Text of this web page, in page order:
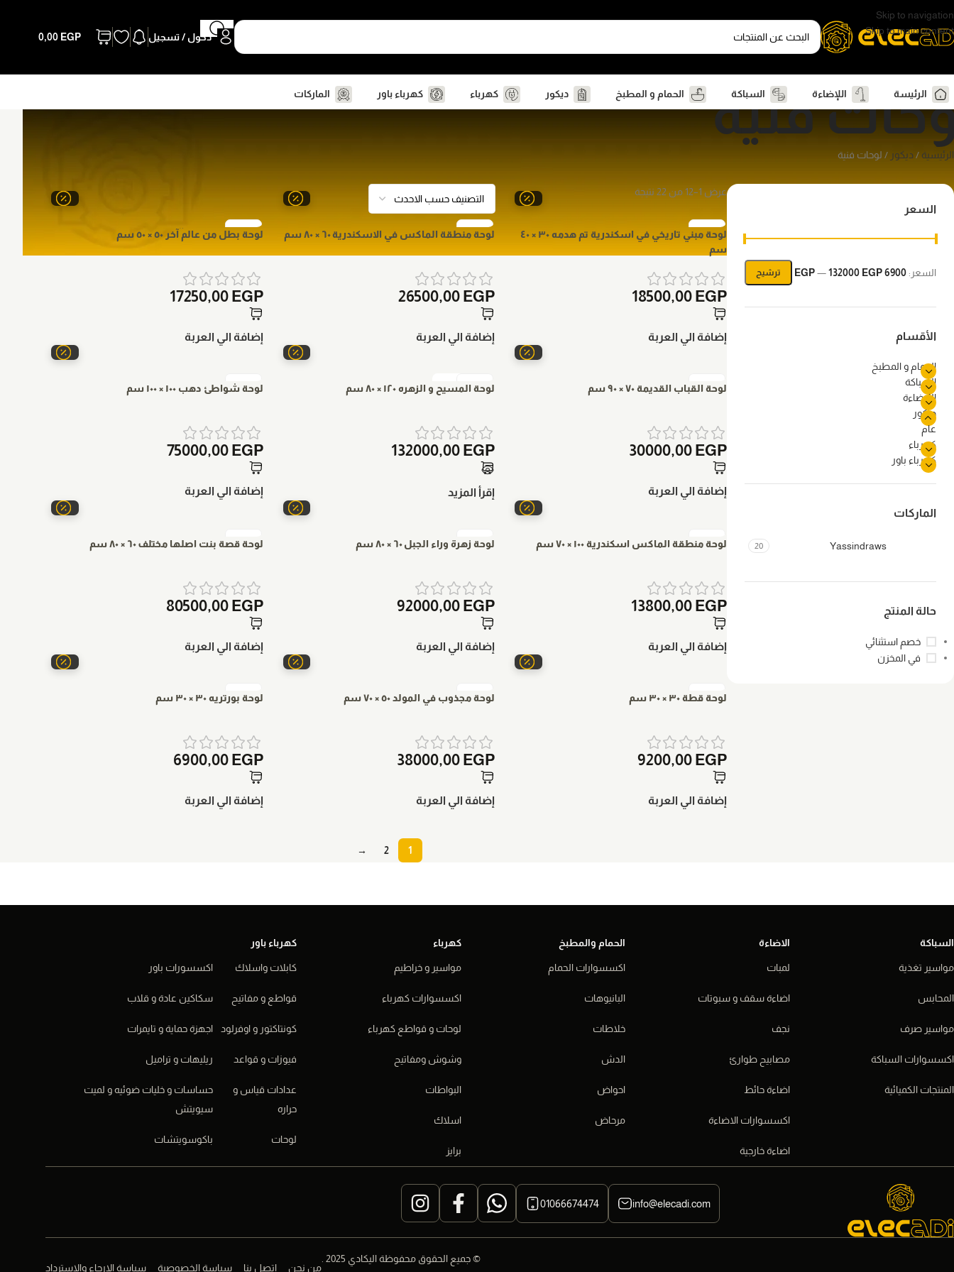
Skip to navigation
Skip to main content
دخول / تسجيل 0,00 EGP
الرئيسة اللإضاءة السباكة الحمام و المطبخ ديكور كهرباء كهرباء باور الماركات فنية
الرئيسية ديكور لوحات فنية
السعر
ترشيح السعر: 6900 EGP
—132000 EGP
الأقسام
الحمام و المطبخ
السباكة
اللإضاءة
ديكور
عام
كهرباء
كهرباء باور
الماركات
Yassindraws
20
حالة المنتج
خصم استثنائي
في المخزن
عرض 1–12 من 22 نتيجة
لوحة مبني تاريخي في اسكندرية تم هدمه ٣٠ × ٤٠
سم
18500,00 EGP
إضافة الي العربة
لوحة منطقة الماكس في الاسكندرية ٦٠ × ٨٠ سم
26500,00 EGP
إضافة الي العربة
لوحة بطل من عالم آخر ٥٠ × ٥٠ سم
17250,00 EGP
إضافة الي العربة
لوحة القباب القديمة ٧٠ × ٩٠ سم
30000,00 EGP
إضافة الي العربة
بيعت كلها
لوحة المسيح و الزهره ١٢٠ × ٨٠ سم
132000,00 EGP
إقرأ المزيد
لوحة شواطئ دهب ١٠٠ × ١٠٠ سم
75000,00 EGP
إضافة الي العربة
لوحة منطقة الماكس اسكندرية ١٠٠ × ٧٠ سم
13800,00 EGP
إضافة الي العربة
لوحة زهرة وراء الجبل ٦٠ × ٨٠ سم
92000,00 EGP
إضافة الي العربة
لوحة قصة بنت اصلها مختلف ٦٠ × ٨٠ سم
80500,00 EGP
إضافة الي العربة
لوحة قطة ٣٠ × ٣٠ سم
9200,00 EGP
إضافة الي العربة
لوحة مجذوب في المولد ٥٠ × ٧٠ سم
38000,00 EGP
إضافة الي العربة
لوحة بورتريه ٣٠ × ٣٠ سم
6900,00 EGP
إضافة الي العربة
1
2
→
السباكة
مواسير تغذية
المحابس
مواسير صرف
اكسسوارات السباكة
المنتجات الكميائية
الاضاءة
لمبات
اضاءة سقف و سبوتات
نجف
مصابيح طوارئ
اضاءة حائط
اكسسوارات الاضاءة
اضاءة خارجية
الحمام والمطبخ
اكسسوارات الحمام
البانيوهات
خلاطات
الدش
احواض
مرحاض
كهرباء
مواسير و خراطيم
اكسسوارات كهرباء
لوحات و قواطع كهرباء
وشوش ومفاتيح
البواطات
اسلاك
برايز
كهرباء باور
كابلات واسلاك
قواطع و مفاتيح
كونتاكتور و اوفرلود
فيوزات و قواعد
عدادات قياس و
حراره
لوحات
اكسسورات باور
سكاكين عادة و قلاب
اجهزة حماية و تايمرات
ريليهات و تراميل
حساسات و خليات ضوئيه و لميت
سيويتش
باكوسويتشات
info@elecadi.com
01066674474
من نحن اتصل بنا سياسة الخصوصية سياسة الإرجاع والاسترداد
© جميع الحقوق محفوظة اليكادي 2025 .